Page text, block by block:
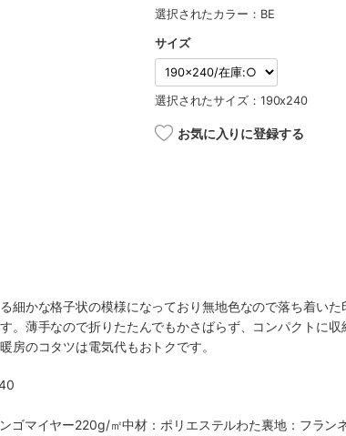
選択されたカラー：BE
サイズ
選択されたサイズ：190x240
お気に入りに登録する
細かな格子状の模様になっており無地色なので落ち着い
。薄手なので折りたたんでもかさばらず、コンパクトに
房のコタツは電気代もおトクです。
ゴマイヤー220g/㎡中材：ポリエステルわた裏地：フラン